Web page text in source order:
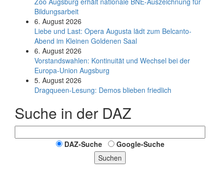
Bildungsarbeit
6. August 2026
Liebe und Last: Opera Augusta lädt zum Belcanto-
Abend im Kleinen Goldenen Saal
6. August 2026
Vorstandswahlen: Kontinuität und Wechsel bei der
Europa-Union Augsburg
5. August 2026
Dragqueen-Lesung: Demos blieben friedlich
Suche in der DAZ
DAZ-Suche
Google-Suche
Suchen